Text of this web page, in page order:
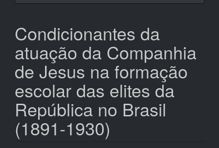
Condicionantes da
atuação da Companhia
de Jesus na formação
escolar das elites da
República no Brasil
(1891-1930)